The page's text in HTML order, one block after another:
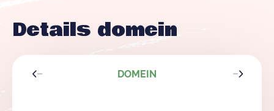
Details domein
DOMEIN